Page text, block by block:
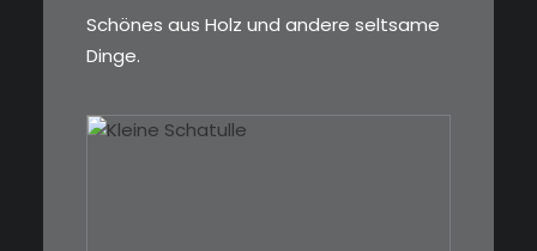
Schönes aus Holz und andere seltsame
Dinge.